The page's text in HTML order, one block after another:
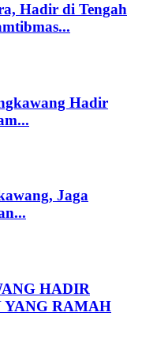
Hadir di Tengah
Hadir
Jaga
HADIR
RAMAH